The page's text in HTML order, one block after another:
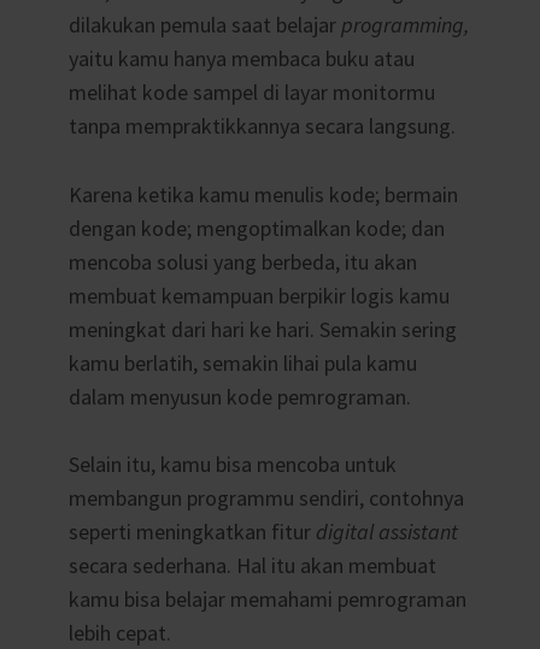
dilakukan pemula saat belajar programming,
yaitu kamu hanya membaca buku atau
melihat kode sampel di layar monitormu
tanpa mempraktikkannya secara langsung.
Karena ketika kamu menulis kode; bermain
dengan kode; mengoptimalkan kode; dan
mencoba solusi yang berbeda, itu akan
membuat kemampuan berpikir logis kamu
meningkat dari hari ke hari. Semakin sering
kamu berlatih, semakin lihai pula kamu
dalam menyusun kode pemrograman.
Selain itu, kamu bisa mencoba untuk
membangun programmu sendiri, contohnya
seperti meningkatkan fitur digital assistant
secara sederhana. Hal itu akan membuat
kamu bisa belajar memahami pemrograman
lebih cepat.